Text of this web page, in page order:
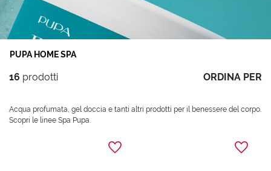
PUPA HOME SPA
16 prodotti ORDINA PER
Acqua profumata, gel doccia e tanti altri prodotti per il benessere del corpo.
Scopri le linee Spa Pupa.